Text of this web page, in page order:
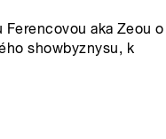
aka Zeou o
showbyznysu, k